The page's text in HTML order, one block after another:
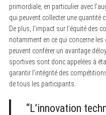
primordiale, en particulier avec
qui peuvent collecter une quantité
De plus, l’impact sur l’équité des
notamment en ce qui concerne
peuvent conférer un avantage
sportives sont donc appelées à
garantir l’intégrité des
de tous les participants.
“L’innovation